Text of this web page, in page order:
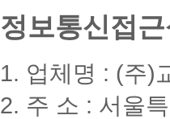
정보통신접
1. 업체명 : (주)
2. 주 소 : 서울